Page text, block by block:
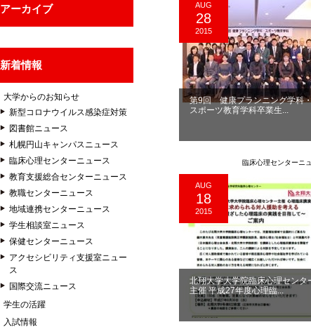
アーカイブ
新着情報
大学からのお知らせ
新型コロナウイルス感染症対策
図書館ニュース
札幌円山キャンパスニュース
臨床心理センターニュース
教育支援総合センターニュース
教職センターニュース
地域連携センターニュース
学生相談室ニュース
保健センターニュース
アクセシビリティ支援室ニュー
ス
国際交流ニュース
学生の活躍
入試情報
AUG
28
2015
第9回 健康プランニング学科
スポーツ教育学科卒業生...
臨床心理センターニ
AUG
18
2015
北翔大学大学院臨床心理センタ
主催 平成27年度心理臨...